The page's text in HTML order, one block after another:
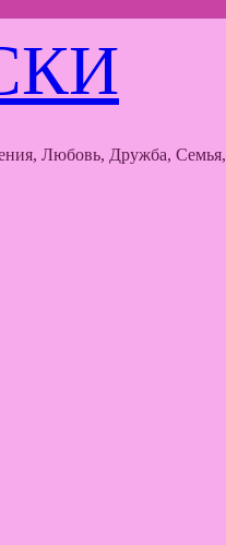
Любовь, Дружба,